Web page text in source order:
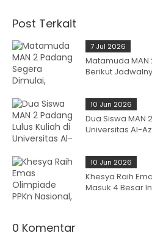
Post Terkait
7 Jul 2026
Matamuda MAN
Berikut
10 Jun 2026
Dua Siswa MAN
Universitas Al-
10 Jun 2026
Khesya Raih
Masuk 4 Besar
0 Komentar